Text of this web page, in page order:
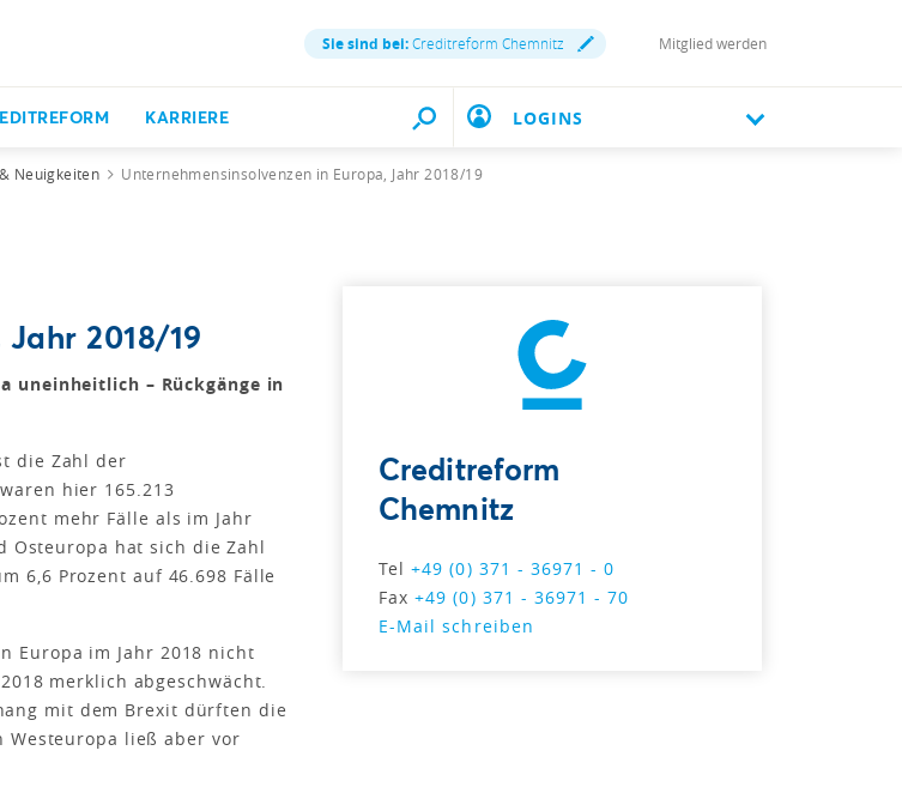
Sie sind bei:Creditreform Chemnitz Mitglied werden
KARRIERE LOGINS
Neuigkeiten Unternehmensinsolvenzen in Europa, Jahr 2018/19
2018/19
uneinheitlich – Rückgänge in
die Zahl der
hier 165.213
mehr Fälle als im Jahr
Osteuropa hat sich die Zahl
6,6 Prozent auf 46.698 Fälle
Europa im Jahr 2018 nicht
merklich abgeschwächt.
mit dem Brexit dürften die
ließ aber vor
Creditreform
Chemnitz
Tel+49 (0) 371 - 36971 - 0
Fax+49 (0) 371 - 36971 - 70
E-Mail schreiben